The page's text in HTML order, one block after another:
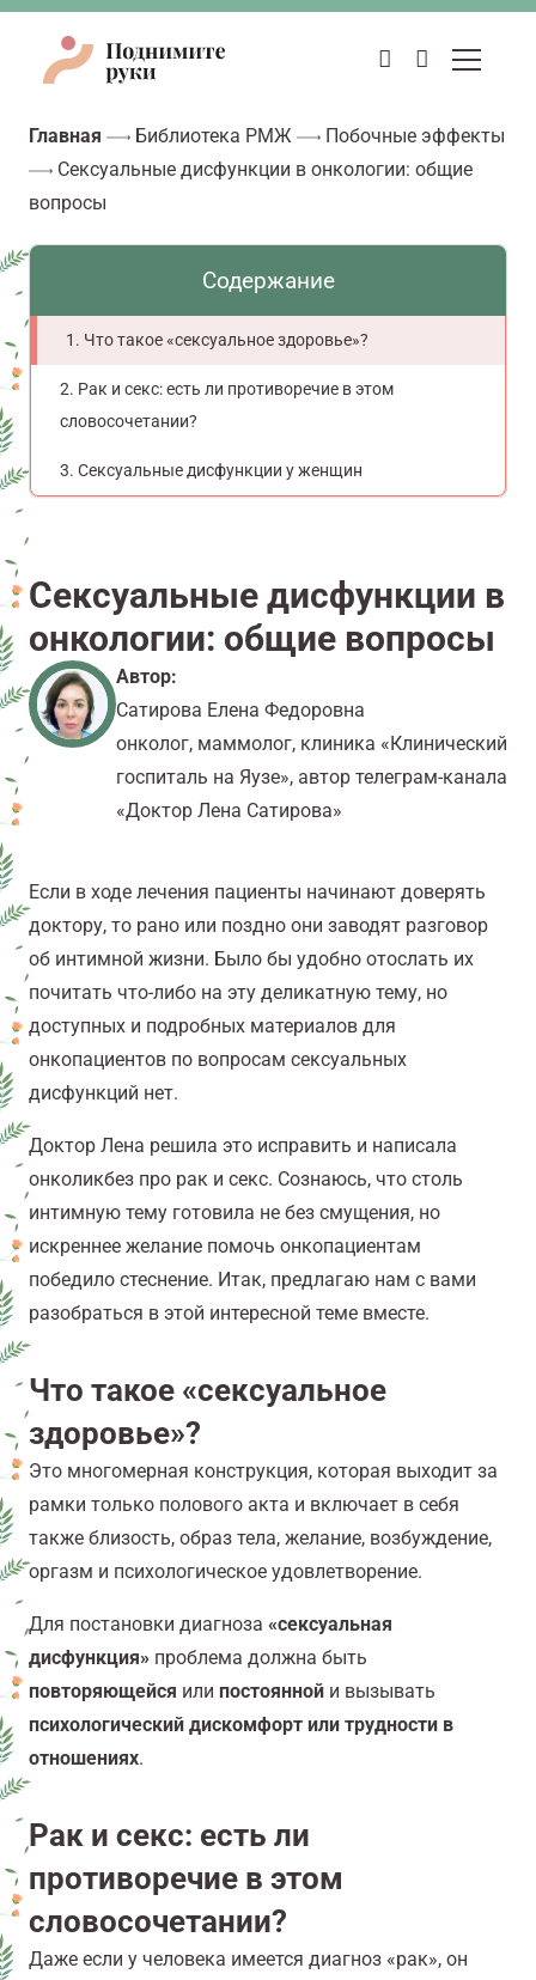
Главная Библиотека РМЖ
Побочные эффекты
Сексуальные дисфункции в онкологии: общие
вопросы
Содержание
Что такое «сексуальное здоровье»?
Рак и секс: есть ли противоречие в этом
словосочетании?
Сексуальные дисфункции у женщин
Сексуальные дисфункции в
онкологии: общие вопросы
Автор:
Сатирова Елена Федоровна
онколог, маммолог, клиника «Клинический
госпиталь на Яузе», автор телеграм-канала
«Доктор Лена Сатирова»
Если в ходе лечения пациенты начинают доверять
доктору, то рано или поздно они заводят разговор
об интимной жизни. Было бы удобно отослать их
почитать что-либо на эту деликатную тему, но
доступных и подробных материалов для
онкопациентов по вопросам сексуальных
дисфункций нет.
Доктор Лена решила это исправить и написала
онколикбез про рак и секс. Сознаюсь, что столь
интимную тему готовила не без смущения, но
искреннее желание помочь онкопациентам
победило стеснение. Итак, предлагаю нам с вами
разобраться в этой интересной теме вместе.
Что такое «сексуальное
здоровье»?
Это многомерная конструкция, которая выходит за
рамки только полового акта и включает в себя
также близость, образ тела, желание, возбуждение,
оргазм и психологическое удовлетворение.
Для постановки диагноза «сексуальная
дисфункция» проблема должна быть
повторяющейся или постоянной и вызывать
психологический дискомфорт или трудности в
отношениях.
Рак и секс: есть ли
противоречие в этом
словосочетании?
Даже если у человека имеется диагноз «рак», он